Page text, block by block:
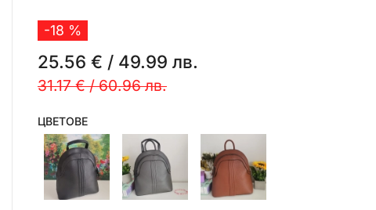
-18 %
25.56 € / 49.99 лв.
31.17 €/60.96 лв.
ЦВЕТОВЕ